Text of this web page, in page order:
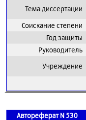
Тема диссертации
Соискание степени
Год защиты
Руководитель
Учреждение
Автореферат N 530